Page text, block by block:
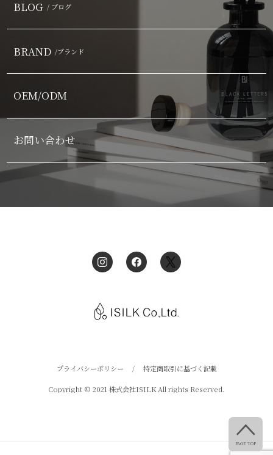

PAGE TOP
BLOG / ブログ
BRAND /ブランド
OEM/ODM
お問い合わせ
プライバシーポリシー / 特定商取引に基づく記載
Copyright © 2021 株式会社ISILK All rights Reserved.